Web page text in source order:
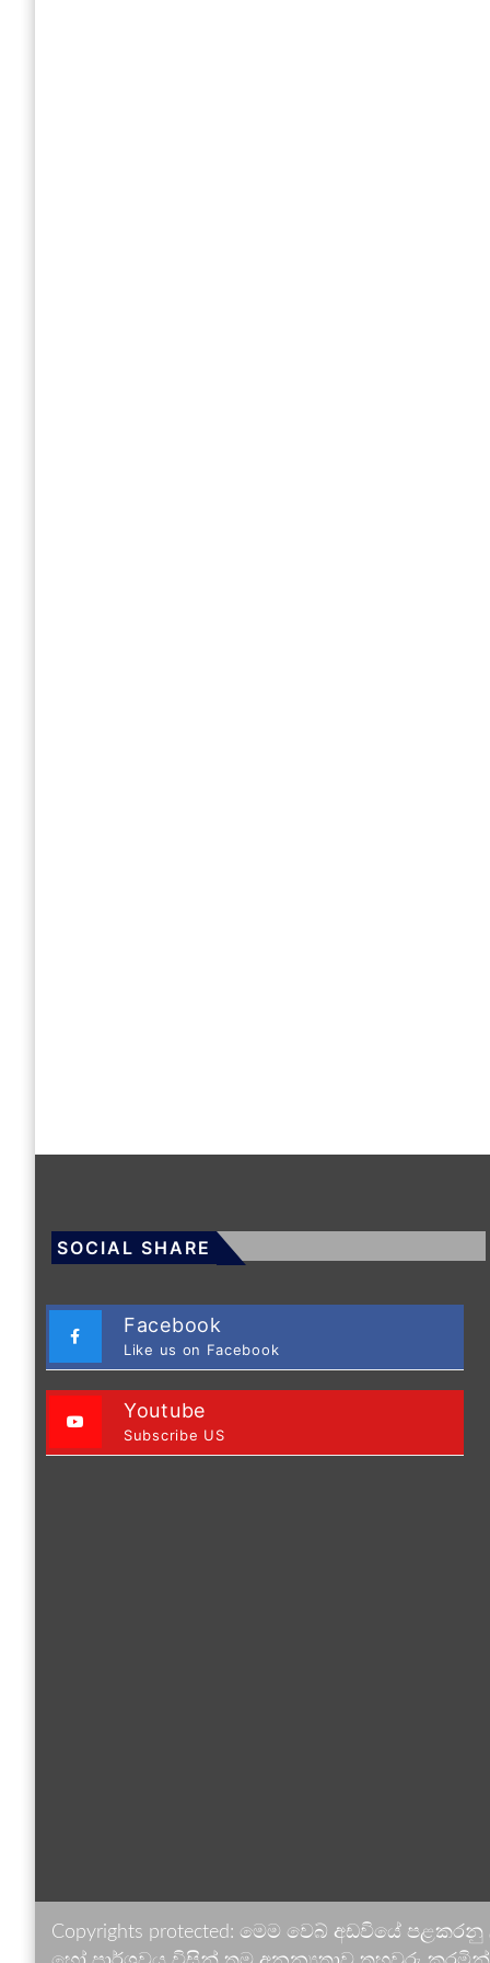
SOCIAL SHARE
Facebook
Like us on Facebook
Youtube
Subscribe US
Copyrights protected: මෙම වෙබ් අඩවියේ